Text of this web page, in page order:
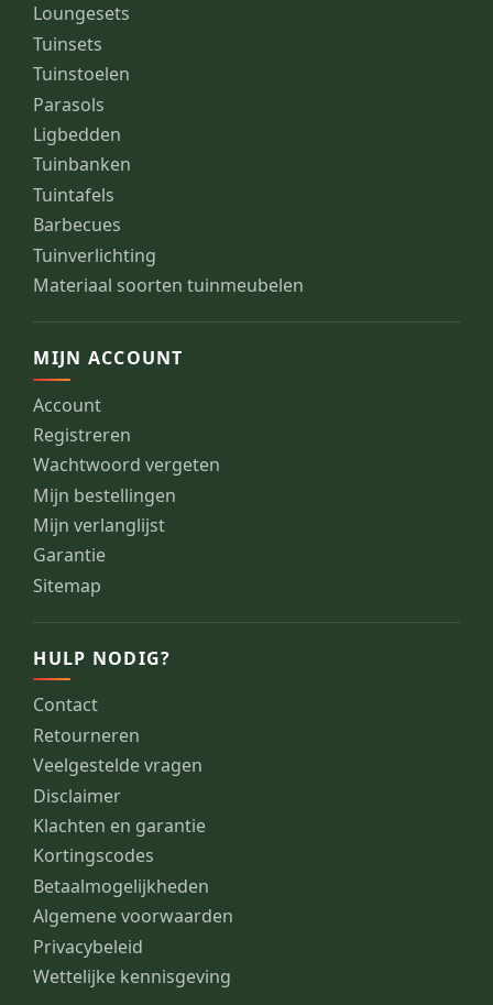
Loungesets
Tuinsets
Tuinstoelen
Parasols
Ligbedden
Tuinbanken
Tuintafels
Barbecues
Tuinverlichting
Materiaal soorten tuinmeubelen
MIJN ACCOUNT
Account
Registreren
Wachtwoord vergeten
Mijn bestellingen
Mijn verlanglijst
Garantie
Sitemap
HULP NODIG?
Contact
Retourneren
Veelgestelde vragen
Disclaimer
Klachten en garantie
Kortingscodes
Betaalmogelijkheden
Algemene voorwaarden
Privacybeleid
Wettelijke kennisgeving